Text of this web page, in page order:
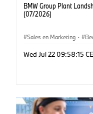
BMW Group Plant
(07/2026)
Sales en Marketing ·
Wed Jul 22 09:58:15